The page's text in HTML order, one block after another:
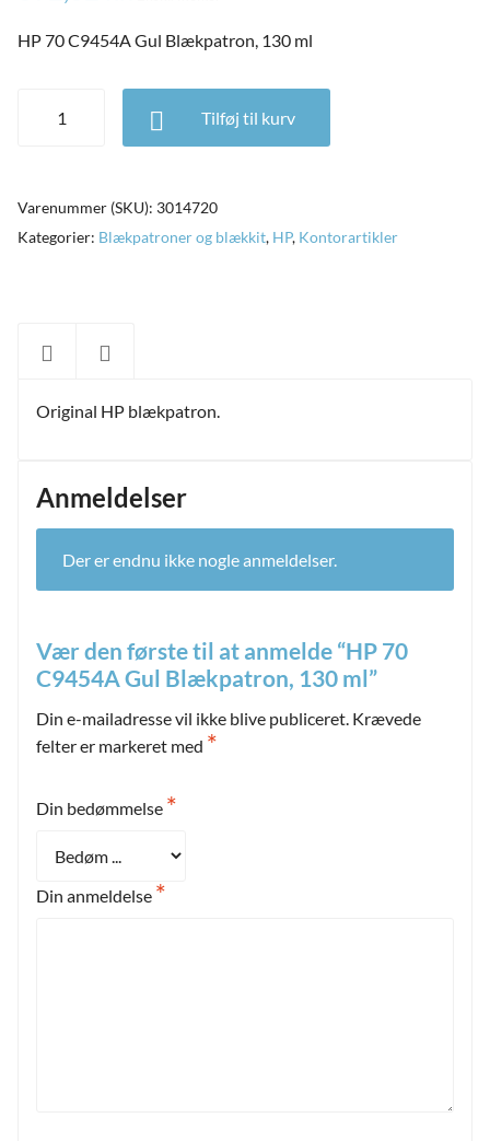
HP 70 C9454A Gul Blækpatron, 130 ml
Tilføj til kurv
Varenummer (SKU): 3014720
Kategorier: Blækpatroner og blækkit, HP, Kontorartikler
Original HP blækpatron.
Anmeldelser
Der er endnu ikke nogle anmeldelser.
Vær den første til at anmelde “HP 70
C9454A Gul Blækpatron, 130 ml”
Din e-mailadresse vil ikke blive publiceret. Krævede
felter er markeret med *
Din bedømmelse *
Din anmeldelse *